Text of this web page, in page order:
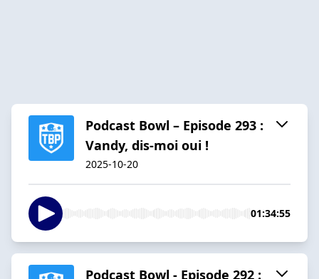
Podcast Bowl – Episode 293 :
Vandy, dis-moi oui !
2025-10-20
01:34:55
Podcast Bowl - Episode 292 :